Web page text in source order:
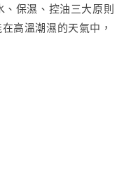
保濕、控油三大原則
高溫潮濕的天氣中，